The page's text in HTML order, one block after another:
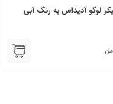
به رنگ آبی
30,000